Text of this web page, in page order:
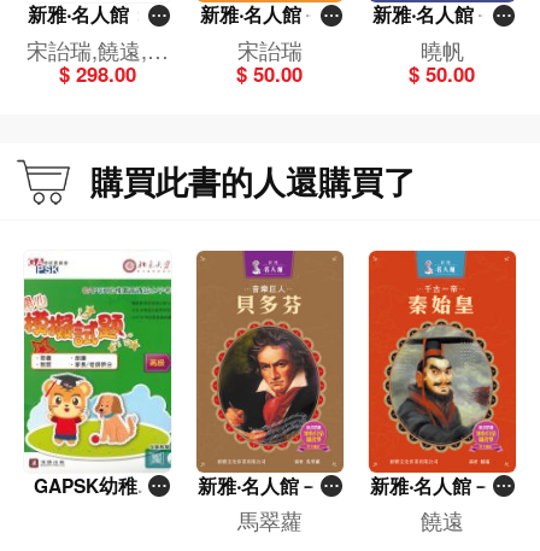
新雅‧名人館：科
學家名人套裝
（一套6冊）
宋詒瑞,饒遠,馬
翠蘿
$ 298.00
新雅‧名人館－力
求上進的發明
家・諾貝爾
宋詒瑞
$ 50.00
新雅‧名人館－軍
事天才・拿破崙
曉帆
$ 50.00
購買此書的人還購買了
GAPSK幼稚園
新雅‧名人館－音
樂巨人・貝多芬
馬翠蘿
新雅‧名人館－千
古一帝・秦始皇
饒遠